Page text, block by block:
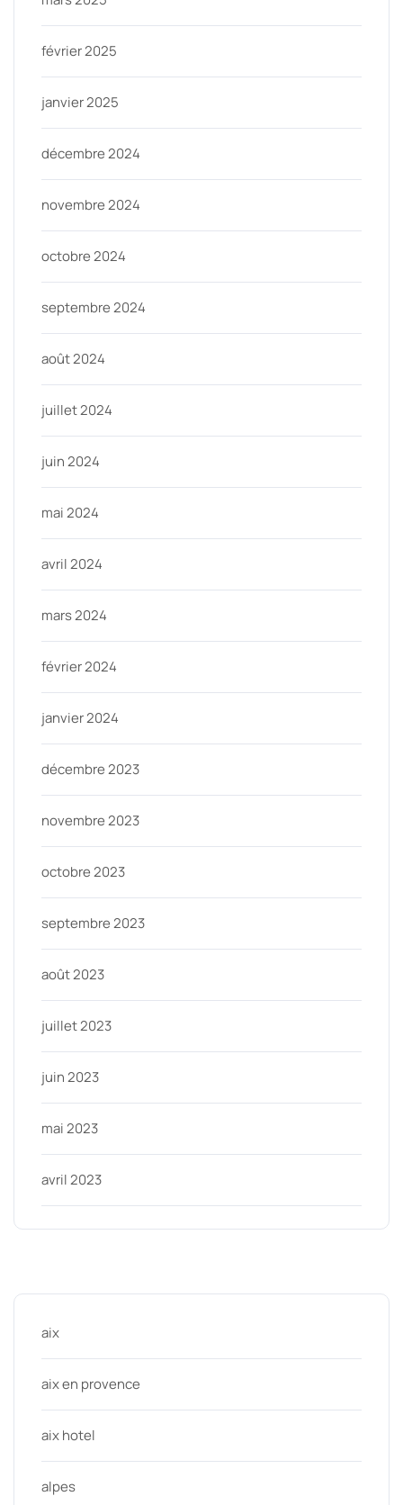
février 2025
janvier 2025
décembre 2024
novembre 2024
octobre 2024
septembre 2024
août 2024
juillet 2024
juin 2024
mai 2024
avril 2024
mars 2024
février 2024
janvier 2024
décembre 2023
novembre 2023
octobre 2023
septembre 2023
août 2023
juillet 2023
juin 2023
mai 2023
avril 2023
aix
aix en provence
aix hotel
alpes